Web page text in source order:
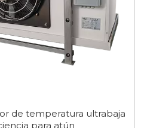
de temperatura ultrabaja
para atún